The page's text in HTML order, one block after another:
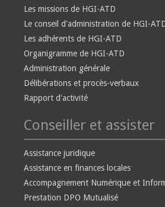
Les missions de HGI-ATD
Le conseil d'administration de HGI-
Les adhérents de HGI-ATD
Organigramme de HGI-ATD
Administration générale
Délibérations et procès-verbaux
Rapport d'activité
Conseiller et assister
Assistance juridique
Assistance en finances locales
Accompagnement Numérique et
Prestation DPO Mutualisé